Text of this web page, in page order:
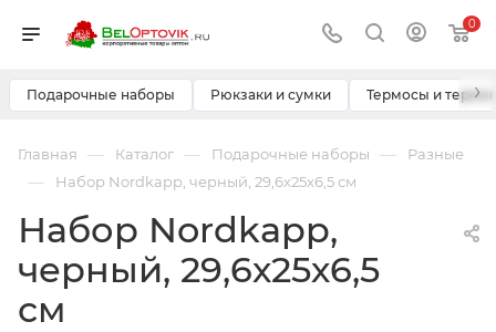
0
Подарочные наборы Рюкзаки и сумки Термосы и ›
Главная — Каталог — Подарочные наборы — Разные
— Набор Nordkapp, черный, 29,6х25х6,5 см
Набор Nordkapp,
черный, 29,6х25х6,5
см